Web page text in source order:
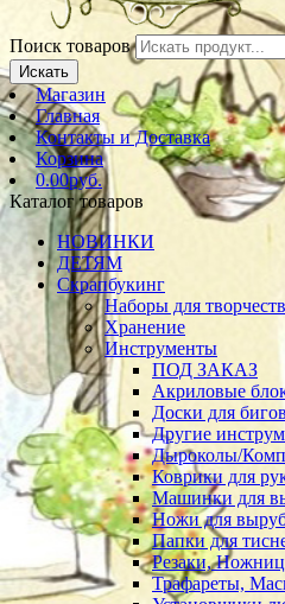
Поиск товаров
Искать
Магазин
Главная
Контакты и Доставка
Корзина
0.00руб.
Каталог товаров
НОВИНКИ
ДЕТЯМ
Скрапбукинг
Наборы для
Хранение
Инструменты
ПОД ЗАКАЗ
Акриловые
Доски для
Другие
Дыроколы/
Коврики для
Машинки для
Ножи для
Папки для
Резаки,
Трафареты,